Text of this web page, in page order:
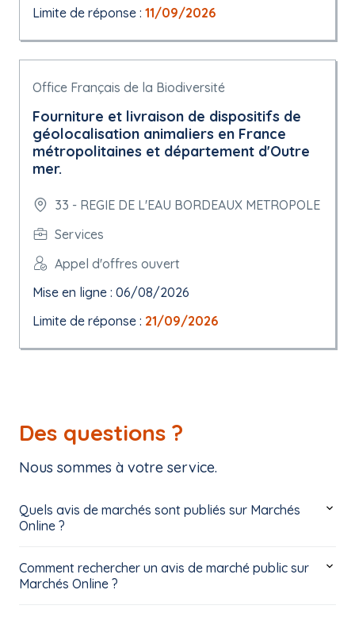
Limite de réponse : 11/09/2026
Office Français de la Biodiversité
Fourniture et livraison de dispositifs de
géolocalisation animaliers en France
métropolitaines et département d'Outre
mer.
33 - REGIE DE L'EAU BORDEAUX METROPOLE
Services
Appel d'offres ouvert
Mise en ligne : 06/08/2026
Limite de réponse : 21/09/2026
Des questions ?
Nous sommes à votre service.
Quels avis de marchés sont publiés sur Marchés
Online ?
Comment rechercher un avis de marché public sur
Marchés Online ?